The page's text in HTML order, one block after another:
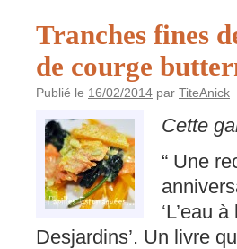
Tranches fines
de courge
Publié le 16/02/2014 par TiteAnick
Cette
“ Une
‘L’eau
Desjardins’. Un livre